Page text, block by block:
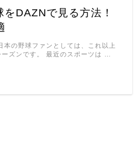
DAZNで見る方法！
の野球ファンとしては、これ以上
ズンです。 最近のスポーツは …